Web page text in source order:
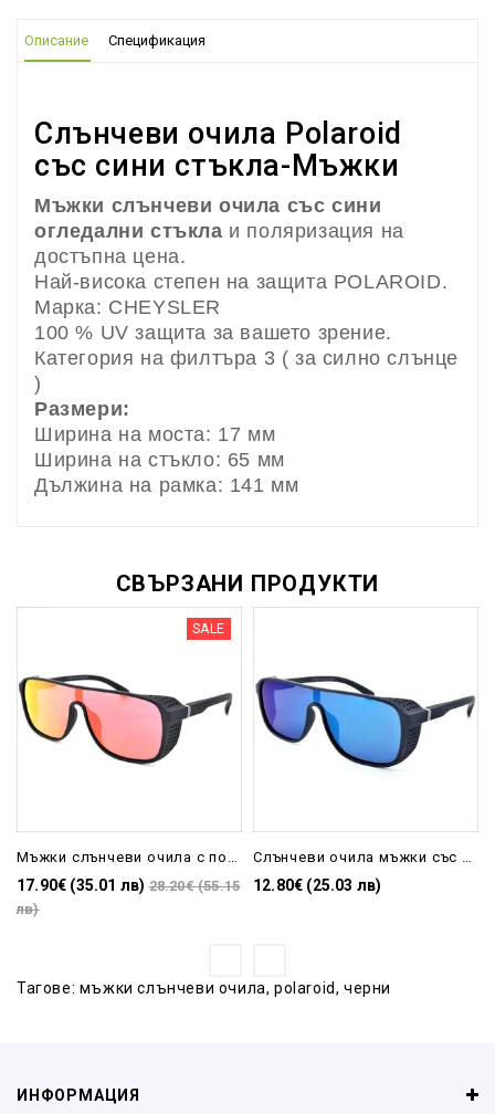
Описание Спецификация
Слънчеви очила Polaroid
със сини стъкла-Мъжки
Мъжки слънчеви очила със сини
огледални стъкла и поляризация на
достъпна цена.
Най-висока степен на защита POLAROID.
Марка: CHEYSLER
100 % UV защита за вашето зрение.
Категория на филтъра 3 ( за силно слънце
)
Размери:
Ширина на моста: 17 мм
Ширина на стъкло: 65 мм
Дължина на рамка: 141 мм
СВЪРЗАНИ ПРОДУКТИ
SALE
17.90€ (35.01 лв) 28.20€ (55.15
лв)
12.80€ (25.03 лв)
Тагове: мъжки слънчеви очила,polaroid,черни
ИНФОРМАЦИЯ